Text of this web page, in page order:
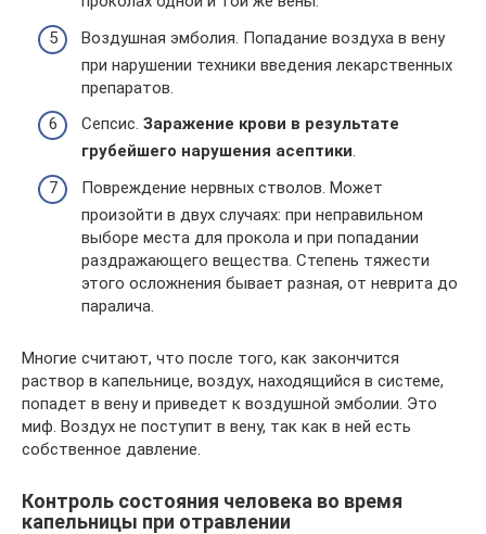
Воздушная эмболия. Попадание воздуха в вену
при нарушении техники введения лекарственных
препаратов.
Сепсис. Заражение крови в результате
грубейшего нарушения асептики.
Повреждение нервных стволов. Может
произойти в двух случаях: при неправильном
выборе места для прокола и при попадании
раздражающего вещества. Степень тяжести
этого осложнения бывает разная, от неврита до
паралича.
Многие считают, что после того, как закончится
раствор в капельнице, воздух, находящийся в системе,
попадет в вену и приведет к воздушной эмболии. Это
миф. Воздух не поступит в вену, так как в ней есть
собственное давление.
Контроль состояния человека во время
капельницы при отравлении